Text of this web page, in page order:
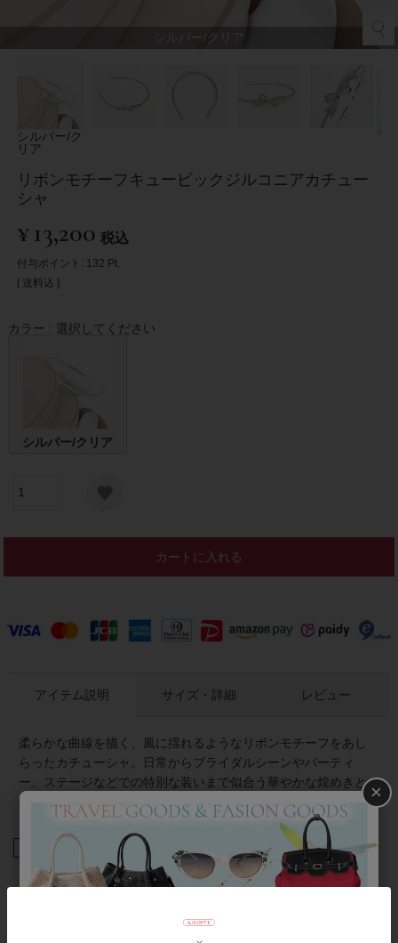
シルバー/クリア
シルバー/ク
リア
リボンモチーフキュービックジルコニアカチュー
シャ
¥13,200 税込
付与ポイント: 132 Pt.
送料込
カラー 選択してください
シルバー/クリア
カートに入れる
アイテム説明
柔らかな曲線を描く、風に揺れるようなリボンモチーフをあし
らったカチューシャ。日常からブライダルシーンやパーティ
ー、ステージなどでの特別な装いまで似合う華やかな煌めきと
サイズ・詳細 レビュー
商品番号 2235003
×